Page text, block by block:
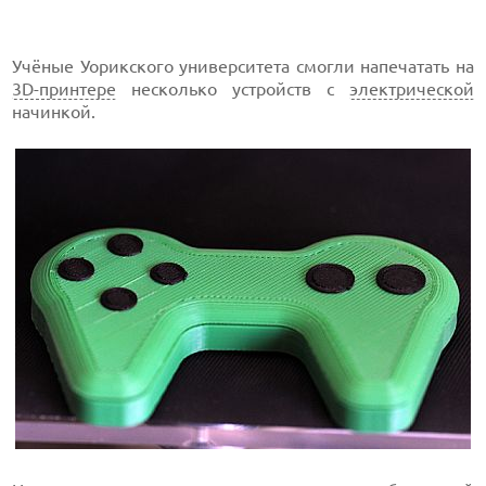
Учёные Уорикского университета смогли напечатать на
3D-принтере несколько устройств с электрической
начинкой.